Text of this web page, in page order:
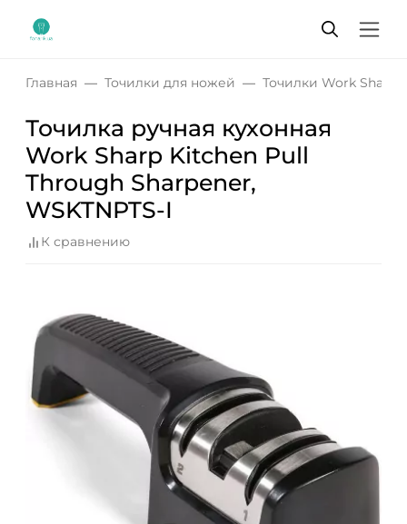
Главная Точилки для ножей Точилки Work Sharp
Точилка ручная кухонная
Work Sharp Kitchen Pull
Through Sharpener,
WSKTNPTS-I
К сравнению